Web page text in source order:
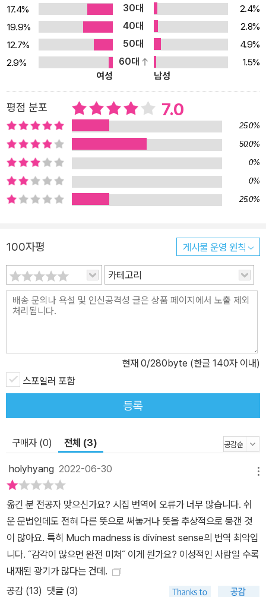
그녀는 이를 거부했다. 그녀는 종교의 반항아로서 청교도 신앙에 대
해 회의를 품었으며, 구원의 희망에 대해 강한 반발심을 가지고 있었
다. 이는 친한 친구를 비롯한 많은 가까운 사람들의 죽음으로 인해, 일
찍부터 기독교의 신에 대해 근본적으로 강한 회의감을 가졌기 때문이
다. 이러한 생각은 그녀로 하여금 전통의 사고방식과 기존 종교에 대
한 불신과 전통적인 시 형식에 대한 반발로 나아가도록 했고, 이러한
사고는 거기서 한 걸음 더 나아가, 그녀의 시에 혁신적인 요소를 불러
오며 시의 내용과 형식에 있어 일찍이 선구자적 위치를 차지하도록
했다. 그녀 생전에는 그녀의 요구에 의해 그녀의 시가 익명으로 일곱
편밖에 출간되지 못했지만, 그녀 사후에 44개의 시 꾸러미가 여동생
러비니아 노크로스 디킨슨에 의해 발견되었다. 그리고 평생에 걸쳐
그녀의 문학 상담 역할을 해왔던 비평가이자 저널리스트, 작가인 토
90년, 1891년, 1896년에 연속 출간되고, 두 권의 서간집이 1894년
에 출간되었다. 시인으로서 별로 인정을 받지 못하던 디킨슨은 1920
년대에 이르러서야 시인으로 인정받기 시작했으며, 1955년 토머스
존슨(Thomas H. Johnson)에 의해 그녀의 시선집이 출판됨으로
써 그녀는 오늘날 위대한 시인으로 자리매김하게 되었다.
불과했다. 그렇다고 디킨슨이 자신의 시를 대중에 보이고 싶어 하지
않았다고는 볼 수 없다. 디킨슨은 친밀한 사람들에게 편지 형태로 시
를 보내곤 했다. 그리고 40여 편씩 시를 묶어 직접 필사하고 편집하
여 ‘파시클’이라는 시집을 만들어두었다. 그 파시클 44권이 시인이
죽은 후 발견되었고, 4년이 지나 첫 시선집이 크게 성공을 거두었으
며 그 뒤로도 계속해서 시선집이 출간되어 세상에 전해졌다. “출판은
경매예요” 이렇듯 에밀리 디킨슨이 생전에 시를 집필하고 세상으로
내보낸 특유의 방식, 그리고 작은 도시 안에서만 살며 결혼도 출산도
하지 않았고 공적 저술이나 사회·정치 참여 활동 흔적이 없다는 점 등
을 미루어 우리는 그녀를 ‘여성주의 시인’이라는 이름으로 손쉽게 정
의할지도 모른다. 그것이 틀렸다는 말이 아니라, 실제 시인의 시들에
서 그러한 특성이 어떻게 구현되는지 예리하게 읽어내는 재미를 놓치
지 말자는 말이다. 시인이 시에서 ‘여성의 목소리’로 말하고 있다면,
그 삶의 울타리를 훌쩍 벗어나 그 목소리가 어디까지 가 닿는지, 이 책
의 시들은 잘 보여주고 있다. 영문학 박사인 편역자 박혜란은 에밀리
디킨슨이 1,800여 편의 시에서 “기존 문학 전통과 관례의 제약으로
부터 자유로운 독창적 표현을 실험”했으며, “주변의 일상과 자연 속
에서, 혹은 독서를 통해 발견하고 사유했던 여러 주제들, 예를 들면 사
때에도 “당시 청교도의 엄숙함이나 가부장적 질서, 물질주의 생활양
식에 휘둘리지 않고 자신의 리듬과 형식 속에서 세상을 바라보고 표
현했다”는 것이다. 이 지적대로 에밀리 디킨슨의 시들은 아무리 무거
운 이야기를 하고 있어도 읽기에 무겁지만은 않다. 점잔을 떨거나 자
은 전혀 디킨슨의 방식이 아니었다. 오히려 장난꾸러기 요정 또는 세
내는 느낌에 가깝다. 그렇기 때문에 오히려 엄숙함, 가부장 질서, 물질
주의의 허를 찌르는 것이 가능해진다. 출판은— 경매예요 / 인간의 정
신을 사고팔지요— / 가난으로— 그런 추잡한 일을 / 정당화하겠죠
(「출판은— 경매예요」 부분) 그가 시키는 대로 그녀는 일어났다— 평
생 / 갖고 놀던 놀잇감들을 팽개치고 / 명예로운 일을 맡으려고 / 여자
라는, 아내라는— (「그가 시키는 대로 그녀는 일어났다— 평생」 부
분) 나 죽을 때— 파리 한 마리 붕붕대는 소리 들렸는데— / 방 안은
고요 / 몰아치는 폭풍 사이— / 공중의 고요 같았다— // (중략) // 나
17.4% 30대
2.4%
19.9%
40대
2.8%
12.7%
50대
4.9%
2.9%
60대
1.5%
여성
남성
평점 분포 7.0
25.0%
50.0%
0%
0%
25.0%
100자평 게시물 운영 원칙
카테고리
현재 0/280byte (한글 140자 이내)
스포일러 포함
등록
구매자 (0) 전체 (3)
holyhyang 2022-06-30
옮긴 분 전공자 맞으신가요? 시집 번역에 오류가 너무 많습니다. 쉬
운 문법인데도 전혀 다른 뜻으로 써놓거나 뜻을 추상적으로 뭉갠 것
이 많아요. 특히 Much madness is divinest sense의 번역 최악입
니다. ˝감각이 많으면 완전 미쳐˝ 이게 뭔가요? 이성적인 사람일 수록
내재된 광기가 많다는 건데.
공감 (13) 댓글 (3)